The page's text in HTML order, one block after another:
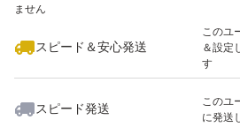
ません
スピード＆安心発送
このユ
＆設定
す
スピード発送
このユ
に発送